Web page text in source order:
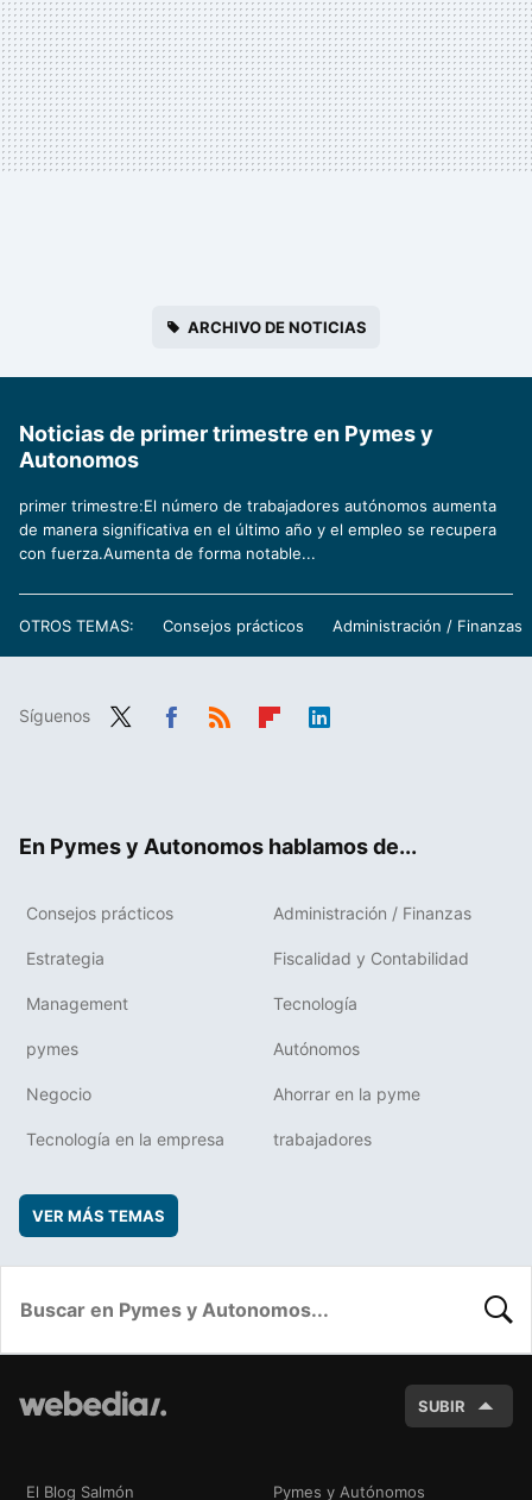
ARCHIVO DE NOTICIAS
Noticias de primer trimestre en Pymes y
Autonomos
primer trimestre:El número de trabajadores autónomos aumenta
de manera significativa en el último año y el empleo se recupera
con fuerza.Aumenta de forma notable...
OTROS TEMAS: Consejos prácticos Administración / Finanzas
Síguenos
En Pymes y Autonomos hablamos de...
Consejos prácticos Administración / Finanzas
Estrategia Fiscalidad y Contabilidad
Management Tecnología
pymes Autónomos
Negocio Ahorrar en la pyme
Tecnología en la empresa trabajadores
VER MÁS TEMAS
SUBIR
El Blog Salmón Pymes y Autónomos